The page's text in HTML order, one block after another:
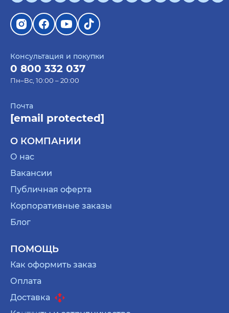
Консультация и покупки
0 800 332 037
Пн–Вс, 10:00 – 20:00
Почта
[email protected]
О КОМПАНИИ
О нас
Вакансии
Публичная оферта
Корпоративные заказы
Блог
ПОМОЩЬ
Как оформить заказ
Оплата
Доставка